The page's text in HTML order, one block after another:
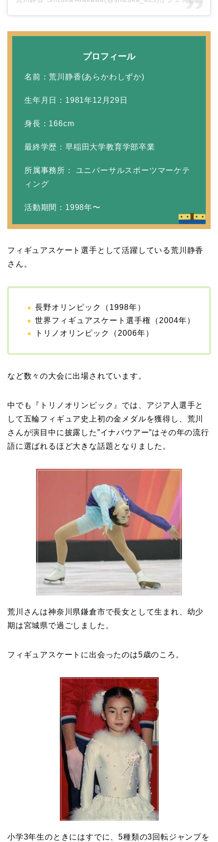
田村淳と嫁・香那の結婚
馴れ初めは友人の紹介！
10年！
はスポーツジム！キュー
ピットは佐田真由美
プロフィール
名前：荒川静香(あらかわしずか)
生年月日：1981年12月29日
身長：166cm
最終学歴：早稲田大学教育学部卒業
所属事務所： ユニバーサルスポーツマーケテ
ィング
活動期間：1998年〜
フィギュアスケート選手として活躍している荒川静香
さん。
長野オリンピック（1998年）
世界フィギュアスケート選手権（2004年）
トリノオリンピック（2006年）
など数々の大会に出場されています。
中でも『トリノオリンピック』では、アジア人選手と
して五輪フィギュア史上初の金メダルを獲得し、荒川
さんが演目中に披露した”イナバウアー”はその年の流行
語に選ばれるほど大きな話題となりました。
荒川さんは神奈川県鎌倉市で長女として生まれ、幼少
期は宮城県で過ごしました。
フィギュアスケートに出会ったのは5歳のころ。
小学3年生のときにはすでに、5種類の3回転ジャンプを